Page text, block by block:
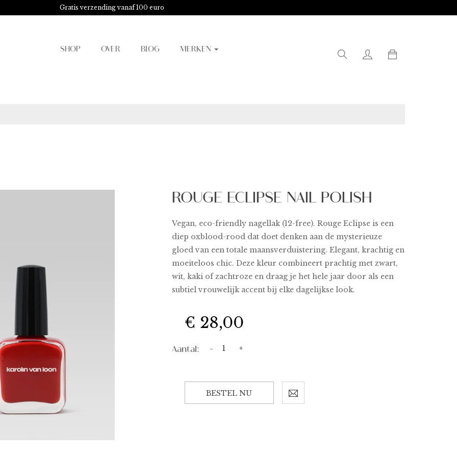
Gratis verzending vanaf 100 euro
SHOP OVER BLOG MERKEN
ROUGE ECLIPSE NAIL POLISH
Vegan, eco-friendly nagellak (12-free). Rouge Eclipse is een
diep oxblood-rood dat doet denken aan de mysterieuze
gloed van een totale maansverduistering. Elegant, krachtig en
moeiteloos chic. Deze kleur combineert prachtig met zwart,
wit, kaki of zachtroze en draag je het hele jaar door als een
subtiel vrouwelijk accent bij elke dagelijkse look.
€ 28,00
Aantal: - +
BESTEL NU